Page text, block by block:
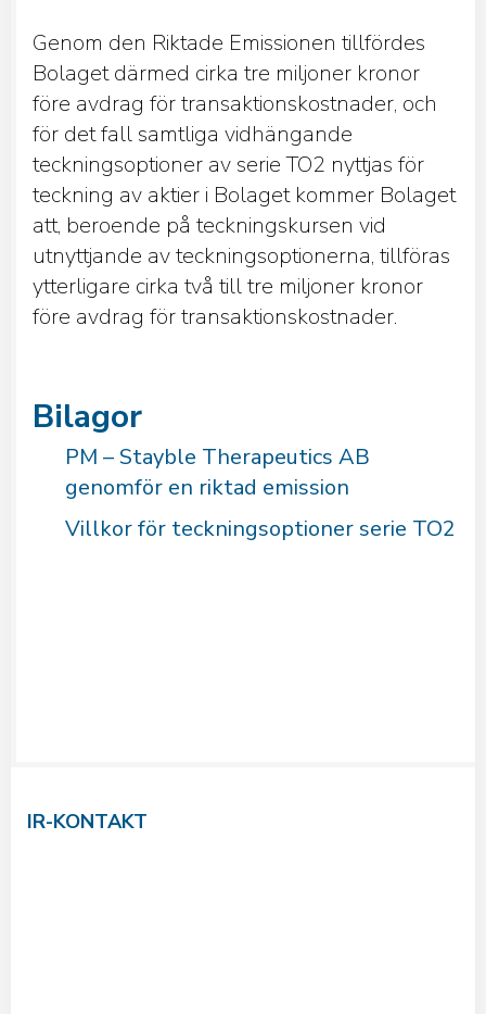
Genom den Riktade Emissionen tillfördes
Bolaget därmed cirka tre miljoner kronor
före avdrag för transaktionskostnader, och
för det fall samtliga vidhängande
teckningsoptioner av serie TO2 nyttjas för
teckning av aktier i Bolaget kommer Bolaget
att, beroende på teckningskursen vid
utnyttjande av teckningsoptionerna, tillföras
ytterligare cirka två till tre miljoner kronor
före avdrag för transaktionskostnader.
Bilagor
PM – Stayble Therapeutics AB
genomför en riktad emission
Villkor för teckningsoptioner serie TO2
IR-KONTAKT